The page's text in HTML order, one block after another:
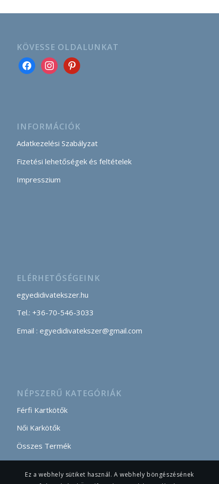
KÖVESSE OLDALUNKAT
INFORMÁCIÓK
Adatkezelési Szabályzat
Fizetési lehetőségek és feltételek
Impresszium
ELÉRHETŐSÉGEINK
egyedidivatekszer.hu
Tel.: +36-70-546-3033
Email : egyedidivatekszer@gmail.com
NÉPSZERŰ KATEGÓRIÁK
Férfi Kartkötők
Női Karkötők
Összes Termék
Ez a webhely sütiket használ. A webhely böngészésének